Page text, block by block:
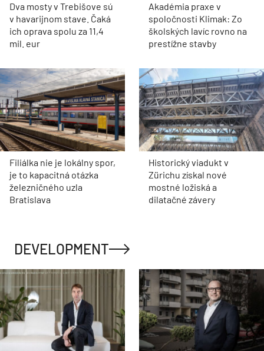
Dva mosty v Trebišove sú
v havarijnom stave. Čaká
ich oprava spolu za 11,4
mil. eur
Akadémia praxe v
spoločnosti Klimak: Zo
školských lavíc rovno na
prestížne stavby
Filiálka nie je lokálny spor,
je to kapacitná otázka
železničného uzla
Bratislava
Historický viadukt v
Zürichu získal nové
mostné ložiská a
dilatačné závery
DEVELOPMENT